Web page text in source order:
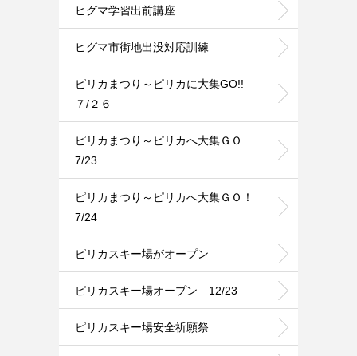
ヒグマ学習出前講座
ヒグマ市街地出没対応訓練
ピリカまつり～ピリカに大集GO!!
７/２６
ピリカまつり～ピリカへ大集ＧＯ
7/23
ピリカまつり～ピリカへ大集ＧＯ！
7/24
ピリカスキー場がオープン
ピリカスキー場オープン 12/23
ピリカスキー場安全祈願祭